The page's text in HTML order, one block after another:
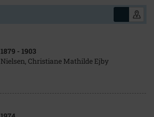
1879 - 1903
Nielsen, Christiane Mathilde Ejby